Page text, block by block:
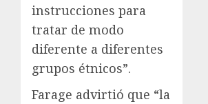
instrucciones para
tratar de modo
diferente a diferentes
grupos étnicos”.
Farage advirtió que “la